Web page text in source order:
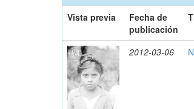
Vista previa
Fecha de
publicación
2012-03-06